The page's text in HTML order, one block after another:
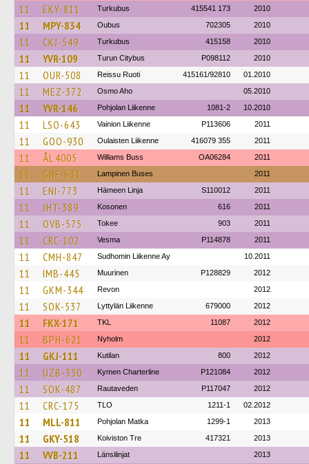
11 EKY-811 Turkubus 415541 173 2010
11 MPY-834 Oubus 702305 2010
11 CKJ-549 Turkubus 415158 2010
11 YVR-109 Turun Citybus P098112 2010
11 OUR-508 Reissu Ruoti 415161/92810 01.2010
11 MEZ-372 Osmo Aho 05.2010
11 YVR-146 Pohjolan Liikenne 1081-2 10.2010
11 LSO-643 Vainion Liikenne P113606 2011
11 GOO-930 Oulaisten Liikenne 416079 355 2011
11 ÅL 4005 Williams Buss OA06284 2011
11 GNF-631 Lampinen Buses 2011
11 ENI-773 Hämeen Linja S110012 2011
11 JHT-389 Kosonen 616 2011
11 OVB-575 Tokee 903 2011
11 CRC-102 Vesma P114878 2011
11 CMH-847 Sudhomin Liikenne Ay 10.2011
11 IMB-445 Muurinen P128829 2012
11 GKM-344 Revon 2012
11 SOK-537 Lyttylän Liikenne 679000 2012
11 FKX-171 TKL 11087 2012
11 BPH-621 Nyholm 2012
11 GKJ-111 Kutilan 800 2012
11 UZB-330 Kymen Charterline P121084 2012
11 SOK-487 Rautaveden P117047 2012
11 CRC-175 TLO 1211-1 02.2012
11 MLL-811 Pohjolan Matka 1299-1 2013
11 GKY-518 Koiviston Tre 417321 2013
11 VVB-211 Länsilinjat 2013